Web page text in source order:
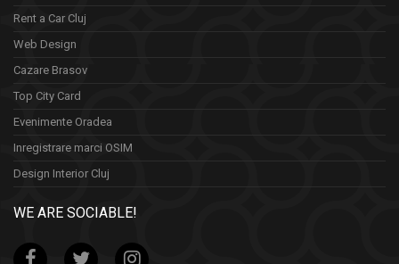
Rent a Car Cluj
Web Design
Cazare Brasov
Top City Card
Evenimente Oradea
Inregistrare marci OSIM
Design Interior Cluj
WE ARE SOCIABLE!